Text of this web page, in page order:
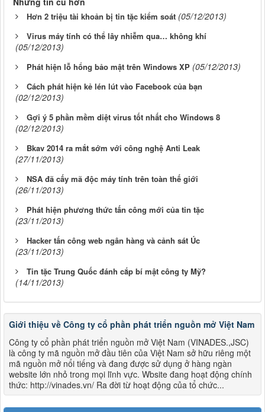
Hơn 2 triệu tài khoản bị tin tặc kiểm soát (05/12/2013)
Virus máy tính có thể lây nhiễm qua… không khí
(05/12/2013)
Phát hiện lỗ hổng bảo mật trên Windows XP (05/12/2013)
Cách phát hiện kẻ lén lút vào Facebook của bạn
(02/12/2013)
Gợi ý 5 phần mềm diệt virus tốt nhất cho Windows 8
(02/12/2013)
Bkav 2014 ra mắt sớm với công nghệ Anti Leak
(27/11/2013)
NSA đã cấy mã độc máy tính trên toàn thế giới
(26/11/2013)
Phát hiện phương thức tấn công mới của tin tặc
(23/11/2013)
Hacker tấn công web ngân hàng và cảnh sát Úc
(23/11/2013)
Tin tặc Trung Quốc đánh cắp bí mật công ty Mỹ?
(14/11/2013)
Giới thiệu về Công ty cổ phần phát triển nguồn mở Việt Nam
Công ty cổ phần phát triển nguồn mở Việt Nam (VINADES.,JSC)
là công ty mã nguồn mở đầu tiên của Việt Nam sở hữu riêng một
mã nguồn mở nổi tiếng và đang được sử dụng ở hàng ngàn
website lớn nhỏ trong mọi lĩnh vực. Wbsite đang hoạt động chính
thức: http://vinades.vn/ Ra đời từ hoạt động của tổ chức...